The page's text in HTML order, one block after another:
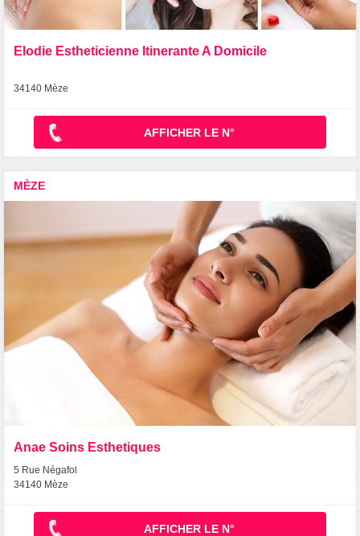
Elodie Estheticienne Itinerante A Domicile
34140 Mèze
AFFICHER LE N°
MÈZE
Anae Soins Esthetiques
5 Rue Négafol
34140 Mèze
AFFICHER LE N°